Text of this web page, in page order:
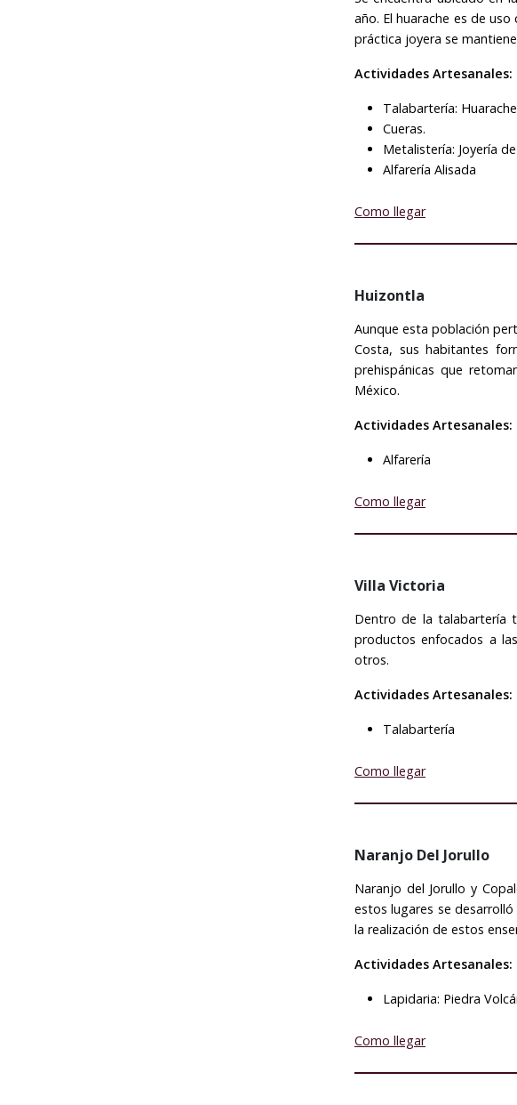
año. El huarache es de
práctica joyera se
Actividades Artesanales:
Talabartería:
Cueras.
Metalistería: Joyería
Alfarería Alisada
Como llegar
Huizontla
Aunque esta población
Costa, sus habitantes
prehispánicas que
México.
Actividades Artesanales:
Alfarería
Como llegar
Villa Victoria
Dentro de la talabartería
productos enfocados a
otros.
Actividades Artesanales:
Talabartería
Como llegar
Naranjo Del Jorullo
Naranjo del Jorullo y
estos lugares se
la realización de estos
Actividades Artesanales:
Lapidaria: Piedra
Como llegar